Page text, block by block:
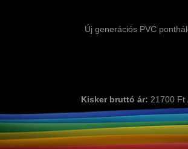
Új generációs PVC
Kisker bruttó ár: 21700 Ft